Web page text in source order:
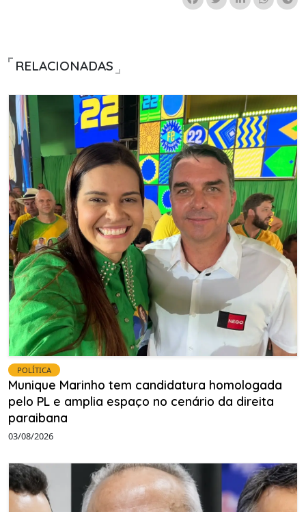
RELACIONADAS
POLÍTICA
Munique Marinho tem candidatura homologada
pelo PL e amplia espaço no cenário da direita
paraibana
03/08/2026